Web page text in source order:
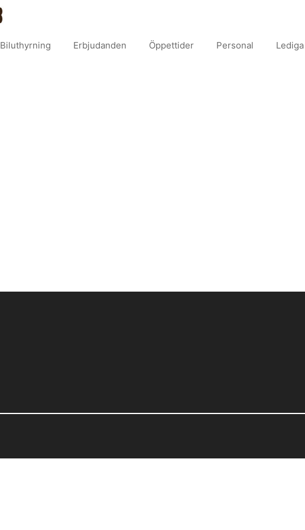
Biluthyrning Erbjudanden Öppettider Personal